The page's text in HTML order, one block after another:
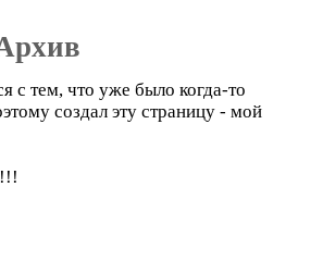
с тем, что уже было когда-то
создал эту страницу - мой